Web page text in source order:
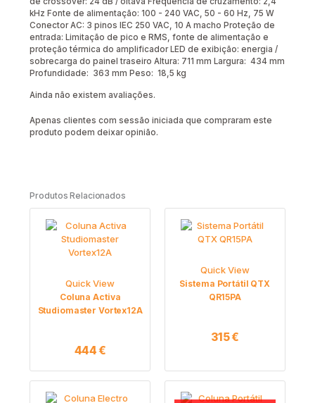
kHz Fonte de alimentação: 100 - 240 VAC, 50 - 60 Hz, 75 W
Conector AC: 3 pinos IEC 250 VAC, 10 A macho Proteção de
entrada: Limitação de pico e RMS, fonte de alimentação e
proteção térmica do amplificador LED de exibição: energia /
sobrecarga do painel traseiro Altura: 711 mm Largura: 434 mm
Profundidade: 363 mm Peso: 18,5 kg
Ainda não existem avaliações.
Apenas clientes com sessão iniciada que compraram este
produto podem deixar opinião.
Produtos Relacionados
Quick View
Coluna Activa
Studiomaster Vortex12A
444€
Quick View
Sistema Portátil QTX
QR15PA
315€